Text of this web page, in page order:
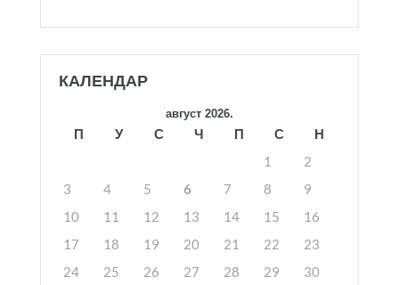
КАЛЕНДАР
август 2026.
П У С Ч П С
Н
1
2
3
4 5 6 7 8
9
10
11 12 13 14 15
16
17
18 19 20 21 22
23
24
25 26 27 28 29
30